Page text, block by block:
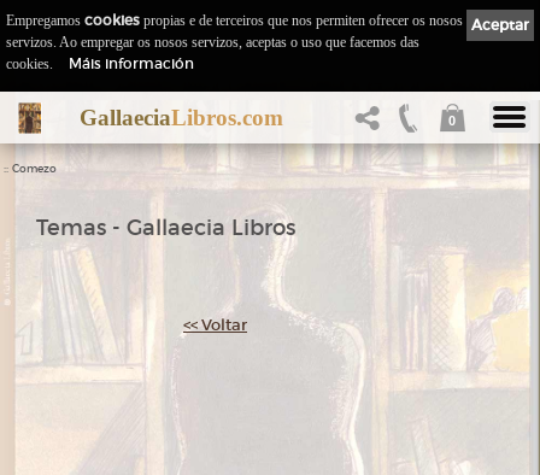
GallaeciaLibros.com 0
:: Comezo
Temas - Gallaecia Libros
<< Voltar
Aceptar
Empregamos cookies propias e de terceiros que nos permiten ofrecer os nosos
servizos. Ao empregar os nosos servizos, aceptas o uso que facemos das
cookies.
Máis información